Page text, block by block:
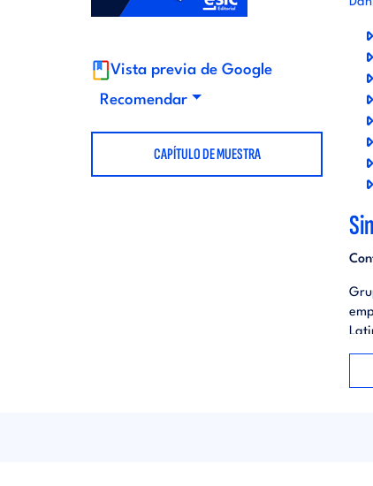
o
r
i
Vista previa de Google
Recomendar
CAPÍTULO DE MUESTRA